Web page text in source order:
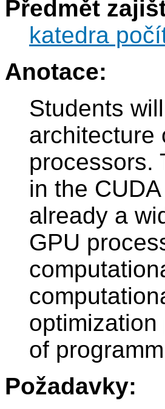
Předmět
katedra
Anotace:
Students
architecture
processors.
in the
already a
GPU
of
Požadavky: